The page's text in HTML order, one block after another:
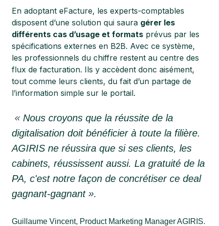
En adoptant eFacture, les experts-comptables
disposent d’une solution qui saura gérer les
différents cas d’usage et formats prévus par les
spécifications externes en B2B. Avec ce système,
les professionnels du chiffre restent au centre des
flux de facturation. Ils y accèdent donc aisément,
tout comme leurs clients, du fait d’un partage de
l’information simple sur le portail.
« Nous croyons que la réussite de la
digitalisation doit bénéficier à toute la filière.
AGIRIS ne réussira que si ses clients, les
cabinets, réussissent aussi. La gratuité de la
PA, c'est notre façon de concrétiser ce deal
gagnant-gagnant ».
Guillaume Vincent, Product Marketing Manager AGIRIS.